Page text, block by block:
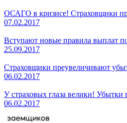
ОСАГО в кризисе! Страховщики
07.02.2017
Вступают новые правила выплат
25.09.2017
Страховщики преувеличивают
06.02.2017
У страховых глаза велики!
06.02.2017